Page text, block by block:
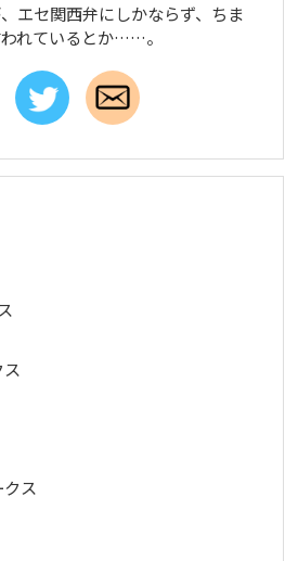
エセ関西弁にしかならず、ちま
れているとか……。
ス